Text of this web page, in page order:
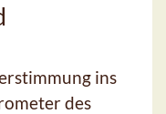
ins
des